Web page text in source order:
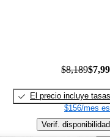
$8,189
El precio incluye tasas
$156/mes
Verif. disponibilidad